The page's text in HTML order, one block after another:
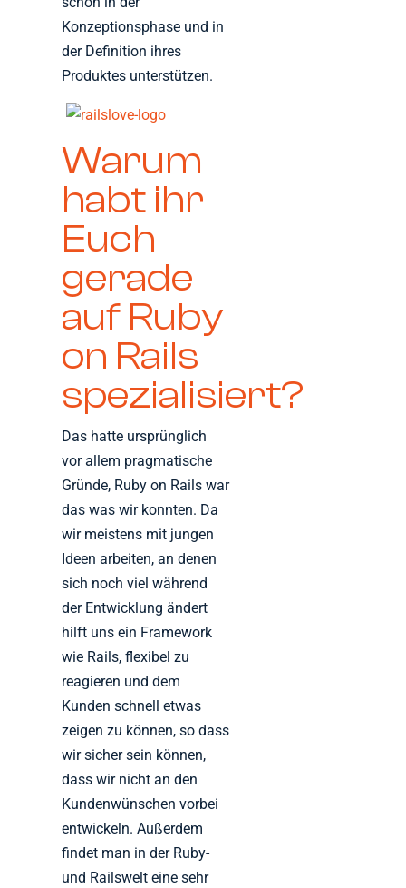
Konzeptionsphase und in
der Definition ihres
Produktes unterstützen.
Warum
habt ihr
Euch
gerade
auf Ruby
on Rails
spezialisiert?
Das hatte ursprünglich
vor allem pragmatische
Gründe, Ruby on Rails war
das was wir konnten. Da
wir meistens mit jungen
Ideen arbeiten, an denen
sich noch viel während
der Entwicklung ändert
hilft uns ein Framework
wie Rails, flexibel zu
reagieren und dem
Kunden schnell etwas
zeigen zu können, so dass
wir sicher sein können,
dass wir nicht an den
Kundenwünschen vorbei
entwickeln. Außerdem
findet man in der Ruby-
und Railswelt eine sehr